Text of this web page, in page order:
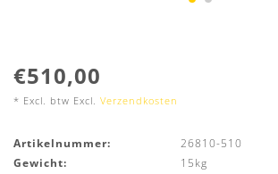
€510,00
* Excl. btw Excl. Verzendkosten
Artikelnummer:
26810-510
Gewicht:
15kg